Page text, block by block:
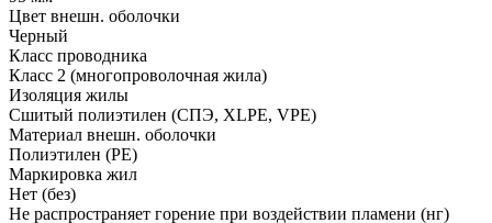
Цвет внешн. оболочки
Черный
Класс проводника
Класс 2 (многопроволочная жила)
Изоляция жилы
Сшитый полиэтилен (СПЭ, XLPE, VPE)
Материал внешн. оболочки
Полиэтилен (PE)
Маркировка жил
Нет (без)
Не распространяет горение при воздействии пламени (нг)